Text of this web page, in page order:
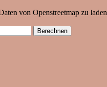
von Openstreetmap zu